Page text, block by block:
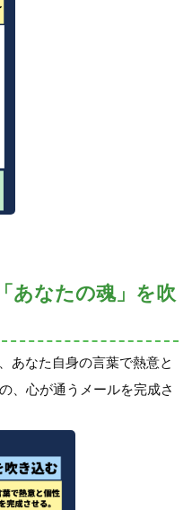
あなたの魂」を吹
あなた自身の言葉で熱意と
、心が通うメールを完成さ